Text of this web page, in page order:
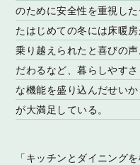
のために安全性を重視し
たはじめての冬には床暖
乗り越えられたと喜びの
だわるなど、暮らしやす
な機能を盛り込んだせい
が大満足している。
「キッチンとダイニング